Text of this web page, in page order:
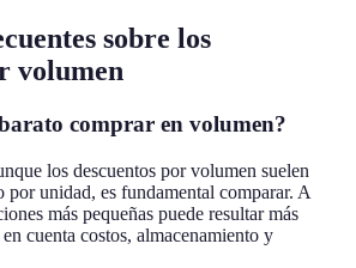
sobre los
volumen
comprar en volumen?
los descuentos por volumen suelen
unidad, es fundamental comparar. A
más pequeñas puede resultar más
cuenta costos, almacenamiento y